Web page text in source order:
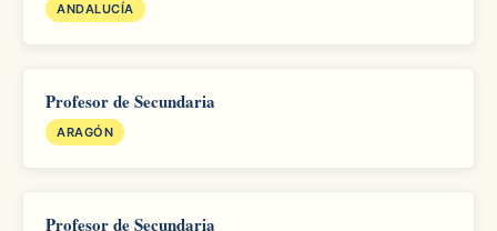
ANDALUCÍA
Profesor de Secundaria
ARAGÓN
Profesor de Secundaria